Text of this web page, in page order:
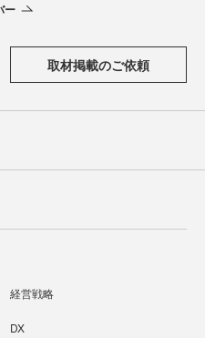
ー
取材掲載のご依頼
経営戦略
DX